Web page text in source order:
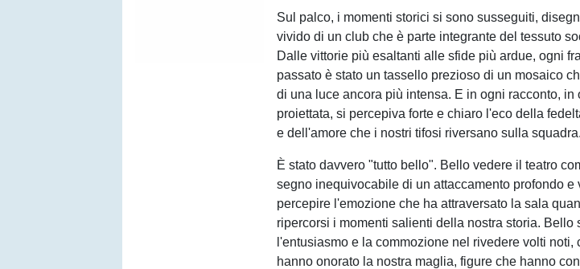
Sul palco, i momenti storici si sono susseguiti,
vivido di un club che è parte integrante del tessuto
Dalle vittorie più esaltanti alle sfide più ardue, ogni
passato è stato un tassello prezioso di un mosaico
di una luce ancora più intensa. E in ogni racconto, in
proiettata, si percepiva forte e chiaro l'eco della
e dell'amore che i nostri tifosi riversano sulla squadra.
È stato davvero "tutto bello". Bello vedere il teatro
segno inequivocabile di un attaccamento profondo e
percepire l'emozione che ha attraversato la sala
ripercorsi i momenti salienti della nostra storia. Bello
l'entusiasmo e la commozione nel rivedere volti noti,
hanno onorato la nostra maglia, figure che hanno